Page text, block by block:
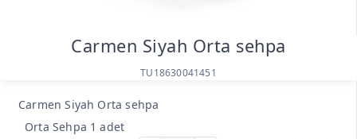
Carmen Siyah Orta sehpa
TU18630041451
Carmen Siyah Orta sehpa
Orta Sehpa 1 adet